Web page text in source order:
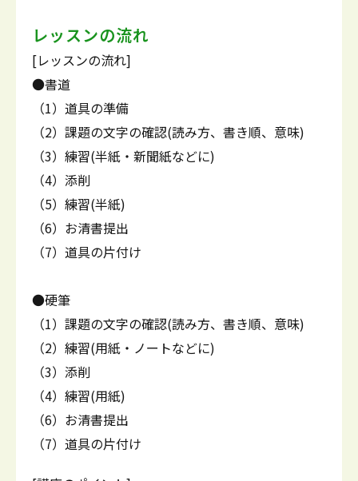
レッスンの流れ
[レッスンの流れ]
●書道
（1）道具の準備
（2）課題の文字の確認(読み方、書き順、意味)
（3）練習(半紙・新聞紙などに)
（4）添削
（5）練習(半紙)
（6）お清書提出
（7）道具の片付け
●硬筆
（1）課題の文字の確認(読み方、書き順、意味)
（2）練習(用紙・ノートなどに)
（3）添削
（4）練習(用紙)
（6）お清書提出
（7）道具の片付け